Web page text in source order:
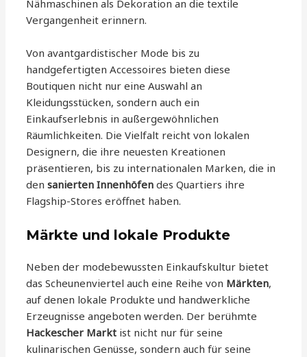
Nähmaschinen als Dekoration an die textile
Vergangenheit erinnern.
Von avantgardistischer Mode bis zu
handgefertigten Accessoires bieten diese
Boutiquen nicht nur eine Auswahl an
Kleidungsstücken, sondern auch ein
Einkaufserlebnis in außergewöhnlichen
Räumlichkeiten. Die Vielfalt reicht von lokalen
Designern, die ihre neuesten Kreationen
präsentieren, bis zu internationalen Marken, die in
densanierten Innenhöfen des Quartiers ihre
Flagship-Stores eröffnet haben.
Märkte und lokale Produkte
Neben der modebewussten Einkaufskultur bietet
das Scheunenviertel auch eine Reihe von Märkten,
auf denen lokale Produkte und handwerkliche
Erzeugnisse angeboten werden. Der berühmte
Hackescher Markt ist nicht nur für seine
kulinarischen Genüsse, sondern auch für seine